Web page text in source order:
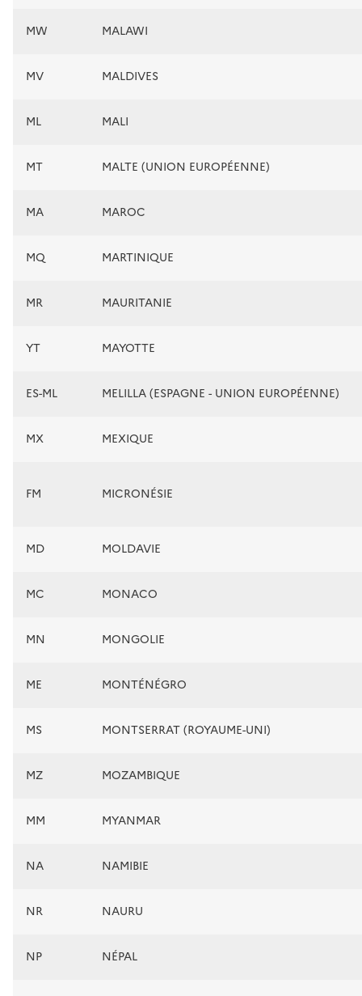
MW MALAWI
MV MALDIVES
ML MALI
MT MALTE (UNION EUROPÉENNE)
MA MAROC
MQ MARTINIQUE
MR MAURITANIE
YT MAYOTTE
ES-ML MELILLA (ESPAGNE - UNION EUROPÉENNE)
MX MEXIQUE
FM MICRONÉSIE
MD MOLDAVIE
MC MONACO
MN MONGOLIE
ME MONTÉNÉGRO
MS MONTSERRAT (ROYAUME-UNI)
MZ MOZAMBIQUE
MM MYANMAR
NA NAMIBIE
NR NAURU
NP NÉPAL